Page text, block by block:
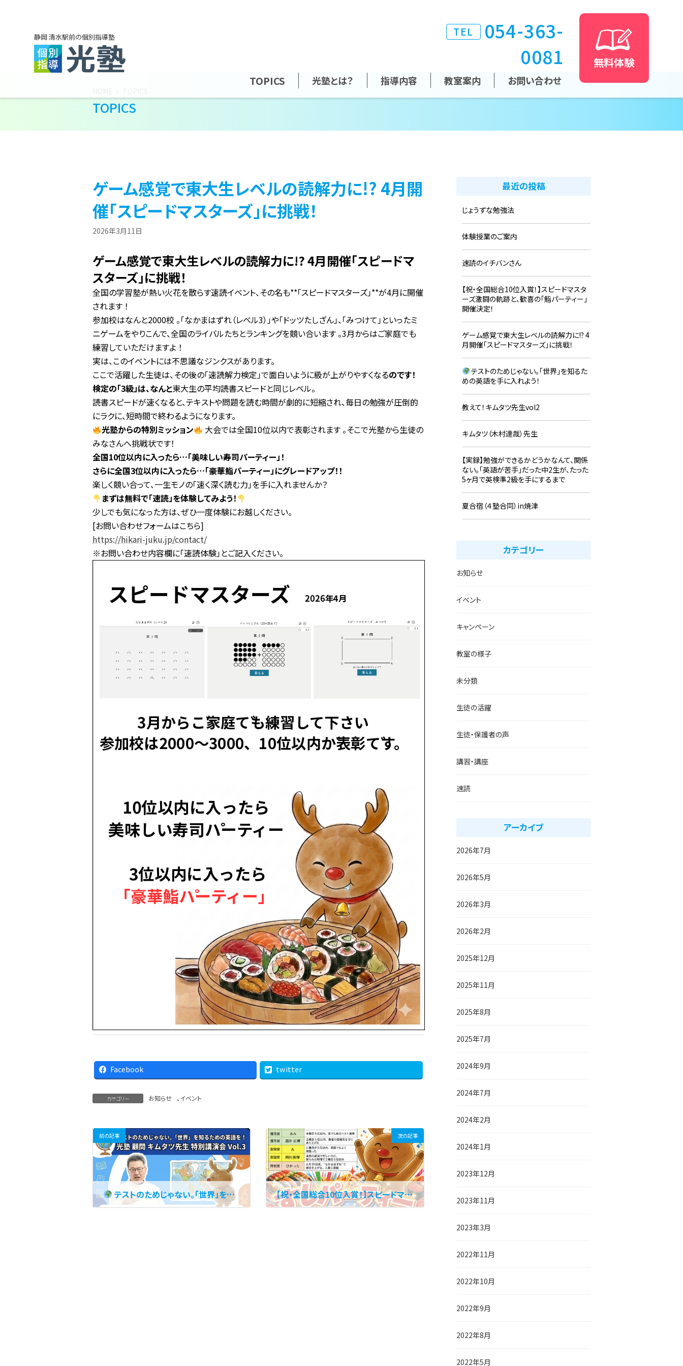
静岡 清水駅前の個別指導塾 TEL
054-363-
0081
TOPICS 光塾とは？ 指導内容 教室案内 お問い合わせ
無料体験
TOPICS
ゲーム感覚で東大生レベルの読解力に!? 4月開
催「スピードマスターズ」に挑戦！
2026年3月11日
ゲーム感覚で東大生レベルの読解力に!? 4月開催「スピードマ
スターズ」に挑戦！
全国の学習塾が熱い火花を散らす速読イベント、その名も**「スピードマスターズ」**が4月に開催
されます ！
参加校はなんと2000校 。「なかまはずれ（レベル3）」や「ドッツたしざん」、「みつけて」といったミ
ニゲームをやりこんで、全国のライバルたちとランキングを競い合います 。3月からはご家庭でも
練習していただけますよ ！
実は、このイベントには不思議なジンクスがあります。
ここで活躍した生徒は、その後の「速読解力検定」で面白いように級が上がりやすくなるのです！
検定の「3級」は、なんと東大生の平均読書スピードと同じレベル。
読書スピードが速くなると、テキストや問題を読む時間が劇的に短縮され、毎日の勉強が圧倒的
にラクに、短時間で終わるようになります。
光塾からの特別ミッション
大会では全国10位以内で表彰されます 。そこで光塾から生徒の
みなさんへ挑戦状です！
全国10位以内に入ったら…「美味しい寿司パーティー」！
さらに全国3位以内に入ったら…「豪華鮨パーティー」にグレードアップ！！
楽しく競い合って、一生モノの「速く深く読む力」を手に入れませんか？
まずは無料で「速読」を体験してみよう！
少しでも気になった方は、ぜひ一度体験にお越しください。
[お問い合わせフォームはこちら]
https://hikari-juku.jp/contact/
※お問い合わせ内容欄に「速読体験」とご記入ください。
Facebook twitter
カテゴリー お知らせ 、 イベント
前の記事
テストのためじゃない。「世界」を知るための英語を手に入れよう！
次の記事
【祝・全国総合10位入賞！】スピードマスターズ激闘の軌跡と、歓喜の「鮨パーティー」開催決定！
最近の投稿
じょうずな勉強法
体験授業のご案内
速読のイチバンさん
【祝・全国総合10位入賞！】スピードマスタ
ーズ激闘の軌跡と、歓喜の「鮨パーティー」
開催決定！
ゲーム感覚で東大生レベルの読解力に!? 4
月開催「スピードマスターズ」に挑戦！
テストのためじゃない。「世界」を知るた
めの英語を手に入れよう！
教えて！キムタツ先生vol2
キムタツ（木村達哉）先生
【実録】勉強ができるかどうかなんて、関係
ない。「英語が苦手」だった中2生が、たった
5ヶ月で英検準2級を手にするまで
夏合宿（４塾合同）in焼津
カテゴリー
お知らせ
イベント
キャンペーン
教室の様子
未分類
生徒の活躍
生徒・保護者の声
講習・講座
速読
アーカイブ
2026年7月
2026年5月
2026年3月
2026年2月
2025年12月
2025年11月
2025年8月
2025年7月
2024年9月
2024年7月
2024年2月
2024年1月
2023年12月
2023年11月
2023年3月
2022年11月
2022年10月
2022年9月
2022年8月
2022年5月